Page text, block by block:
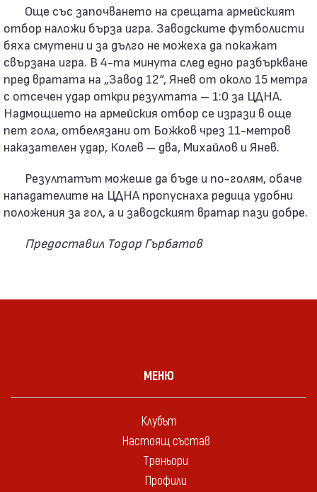
Още със започването на срещата армейският
отбор наложи бърза игра. Заводските футболисти
бяха смутени и за дълго не можеха да покажат
свързана игра. В 4-та минута след едно разбъркване
пред вратата на „Завод 12“, Янев от около 15 метра
с отсечен удар откри резултата – 1:0 за ЦДНА.
Надмощието на армейския отбор се изрази в още
пет гола, отбелязани от Божков чрез 11-метров
наказателен удар, Колев – два, Михайлов и Янев.
Резултатът можеше да бъде и по-голям, обаче
нападателите на ЦДНА пропуснаха редица удобни
положения за гол, а и заводският вратар пази добре.
Предоставил Тодор Гърбатов
МЕНЮ
Клубът
Настоящ състав
Треньори
Профили